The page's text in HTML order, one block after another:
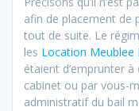
afin de placement de
tout de suite. Le
les Location Meublee
étaient d’emprunter
cabinet ou par vous-
administratif du bail